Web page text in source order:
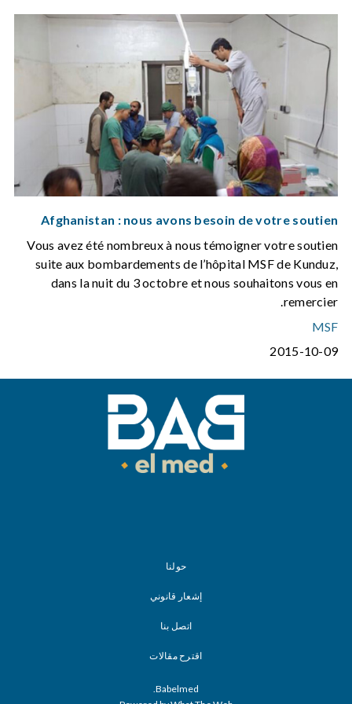
Afghanistan : nous avons besoin de votre soutien
Vous avez été nombreux à nous témoigner votre soutien
suite aux bombardements de l’hôpital MSF de Kunduz,
dans la nuit du 3 octobre et nous souhaitons vous en
remercier.
MSF
2015-10-09
حولنا
إشعار قانوني
اتصل بنا
اقترح مقالات
Babelmed.